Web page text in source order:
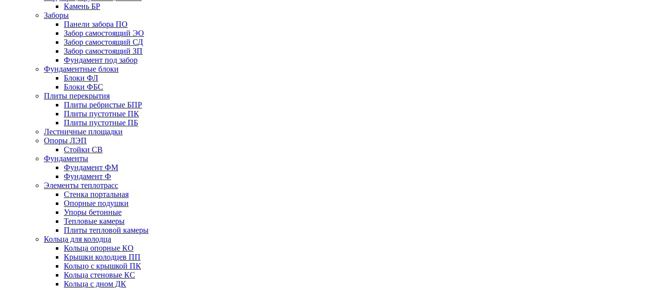
Камень БР
Заборы
Панели забора ПО
Забор самостоящий ЭО
Забор самостоящий СД
Забор самостоящий ЗП
Фyндамент под забор
Фундаментные блоки
Блоки ФЛ
Блоки ФБС
Плиты перекрытия
Плиты ребристые БПР
Плиты пустотные ПК
Плиты пустотные ПБ
Лестничные площадки
Опоры ЛЭП
Стойки СВ
Фундаменты
Фyндамент ФМ
Фyндамент Ф
Элементы теплотрасс
Стенка портальная
Опорные подушки
Упоры бетонные
Тепловые камеры
Плиты тепловой камеры
Кольца для колодца
Кольца опорные КО
Крышки колодцев ПП
Кольцо с крышкой ПК
Кольца стеновые КС
Кольца с дном ДК